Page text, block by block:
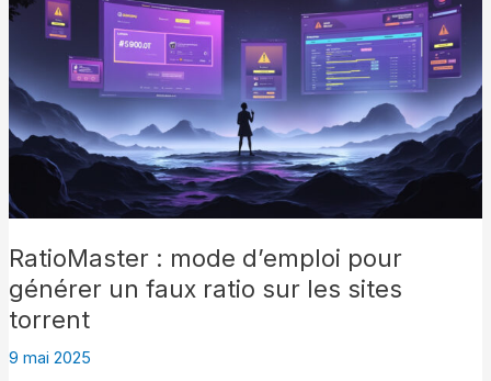
RatioMaster : mode d’emploi pour
générer un faux ratio sur les sites
torrent
9 mai 2025